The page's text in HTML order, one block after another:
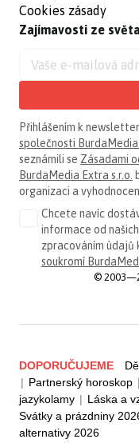
Cookies zásady
Zajímavosti ze
Přihlášením k
společnosti BurdaMedia
seznámili se Zásadami
BurdaMedia Extra s.r.o.
organizaci a
Chcete navíc
informace od
zpracováním údajů
soukromí
©
DOPORUČUJEME
| Partnerský horoskop |
jazykolamy | Láska a
Svátky a prázdniny
alternativy 2026